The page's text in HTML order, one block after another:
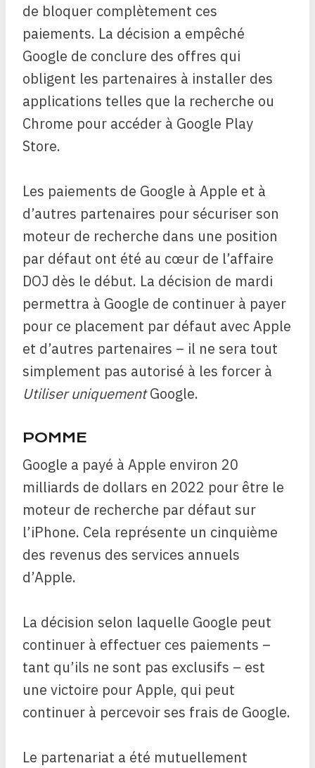
de bloquer complètement ces
paiements. La décision a empêché
Google de conclure des offres qui
obligent les partenaires à installer des
applications telles que la recherche ou
Chrome pour accéder à Google Play
Store.
Les paiements de Google à Apple et à
d’autres partenaires pour sécuriser son
moteur de recherche dans une position
par défaut ont été au cœur de l’affaire
DOJ dès le début. La décision de mardi
permettra à Google de continuer à payer
pour ce placement par défaut avec Apple
et d’autres partenaires – il ne sera tout
simplement pas autorisé à les forcer à
Utiliser uniquementGoogle.
POMME
Google a payé à Apple environ 20
milliards de dollars en 2022 pour être le
moteur de recherche par défaut sur
l’iPhone. Cela représente un cinquième
des revenus des services annuels
d’Apple.
La décision selon laquelle Google peut
continuer à effectuer ces paiements –
tant qu’ils ne sont pas exclusifs – est
une victoire pour Apple, qui peut
continuer à percevoir ses frais de Google.
Le partenariat a été mutuellement